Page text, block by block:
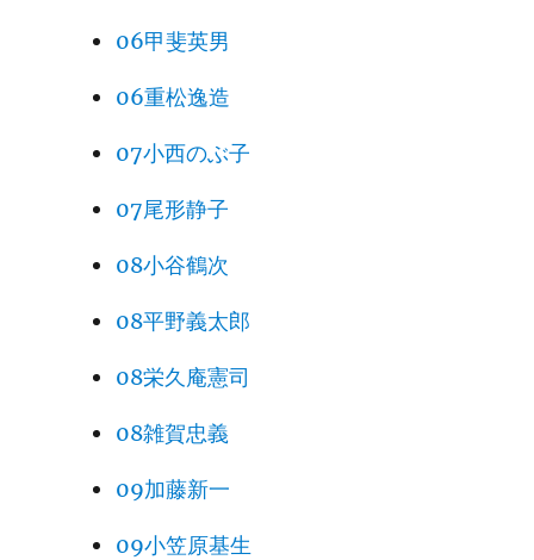
06甲斐英男
06重松逸造
07小西のぶ子
07尾形静子
08小谷鶴次
08平野義太郎
08栄久庵憲司
08雑賀忠義
09加藤新一
09小笠原基生